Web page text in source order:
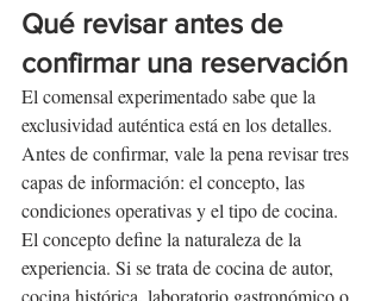
Qué revisar antes de
confirmar una reservación
El comensal experimentado sabe que la
exclusividad auténtica está en los detalles.
Antes de confirmar, vale la pena revisar tres
capas de información: el concepto, las
condiciones operativas y el tipo de cocina.
El concepto define la naturaleza de la
experiencia. Si se trata de cocina de autor,
cocina histórica, laboratorio gastronómico o